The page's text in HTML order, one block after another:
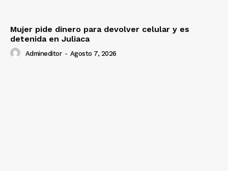
Mujer pide dinero para devolver celular y es
detenida en Juliaca
Admineditor - Agosto 7, 2026